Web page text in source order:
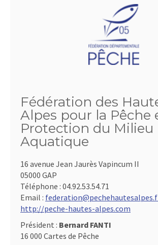
Fédération des
Alpes pour la Pêche
Protection du Milieu
Aquatique
16 avenue Jean Jaurès Vapincum II
05000 GAP
Téléphone : 04.92.53.54.71
Email :
http://peche-hautes-alpes.com
Président : Bernard FANTI
16 000 Cartes de Pêche